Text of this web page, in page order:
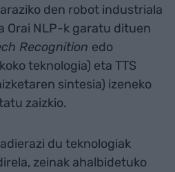
den robot industriala
Orai NLP-k garatu dituen
Recognition edo
teknologia) eta TTS
sintesia) izeneko
zaizkio.
du teknologiak
zeinak ahalbidetuko